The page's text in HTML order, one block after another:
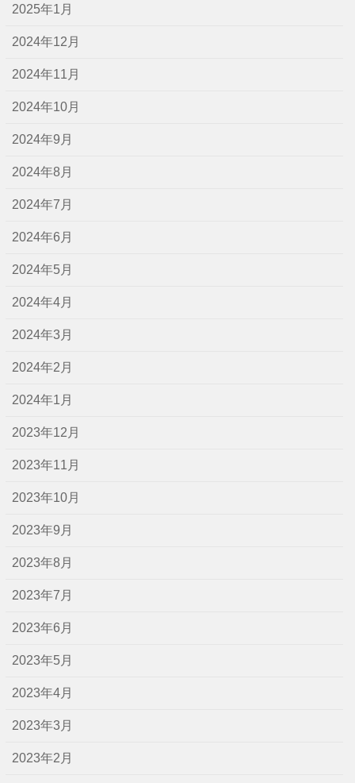
2025年1月
2024年12月
2024年11月
2024年10月
2024年9月
2024年8月
2024年7月
2024年6月
2024年5月
2024年4月
2024年3月
2024年2月
2024年1月
2023年12月
2023年11月
2023年10月
2023年9月
2023年8月
2023年7月
2023年6月
2023年5月
2023年4月
2023年3月
2023年2月